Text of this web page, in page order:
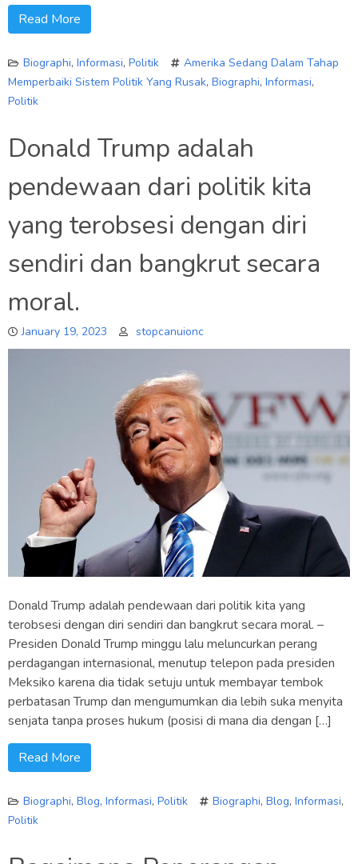
Read More
Biographi, Informasi, Politik
Amerika Sedang Dalam Tahap
Memperbaiki Sistem Politik Yang Rusak, Biographi, Informasi,
Politik
Donald Trump adalah
pendewaan dari politik kita
yang terobsesi dengan diri
sendiri dan bangkrut secara
moral.
January 19, 2023 stopcanuionc
Donald Trump adalah pendewaan dari politik kita yang
terobsesi dengan diri sendiri dan bangkrut secara moral. –
Presiden Donald Trump minggu lalu meluncurkan perang
perdagangan internasional, menutup telepon pada presiden
Meksiko karena dia tidak setuju untuk membayar tembok
perbatasan Trump dan mengumumkan dia lebih suka menyita
senjata tanpa proses hukum (posisi di mana dia dengan […]
Read More
Biographi, Blog, Informasi, Politik Biographi, Blog, Informasi,
Politik